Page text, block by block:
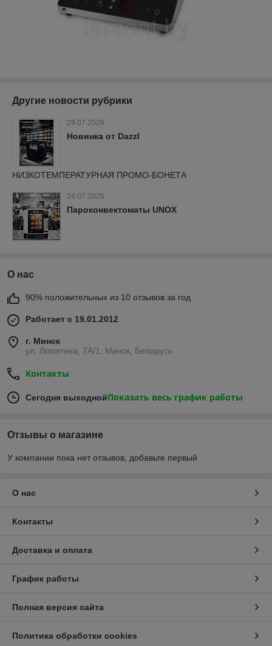
Другие новости рубрики
29.07.2026
Новинка от Dazzl
НИЗКОТЕМПЕРАТУРНАЯ ПРОМО-БОНЕТА
24.07.2026
Пароконвектоматы UNOX
О нас
90% положительных из 10 отзывов за год
Работает с 19.01.2012
г. Минск
ул. Лопатина, 7А/1, Минск, Беларусь
Контакты
Сегодня выходнойПоказать весь график работы
Отзывы о магазине
У компании пока нет отзывов, добавьте первый
О нас
Контакты
Доставка и оплата
График работы
Полная версия сайта
Политика обработки cookies